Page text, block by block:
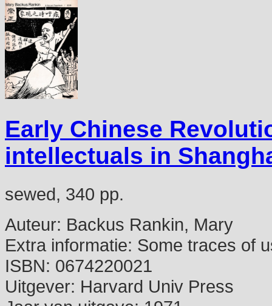
Early Chinese
intellectuals in
sewed, 340 pp.
Auteur: Backus Rankin, Mary
Extra informatie: Some traces of
ISBN: 0674220021
Uitgever: Harvard Univ Press